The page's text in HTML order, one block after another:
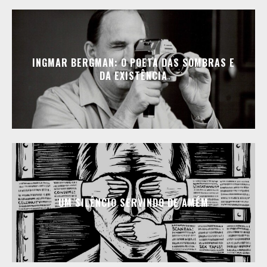
INGMAR BERGMAN: O POETA DAS SOMBRAS E
DA EXISTÊNCIA
UM SILÊNCIO SERVINDO DE AMÉM